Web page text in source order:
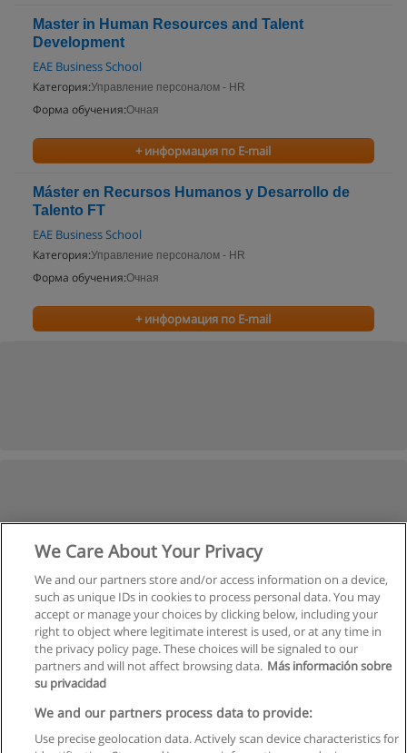
Master in Human Resources and Talent
Development
EAE Business School
Категория:Управление персоналом - HR
Форма обучения:Очная
+ информация по E-mail
Máster en Recursos Humanos y Desarrollo de
Talento FT
EAE Business School
Категория:Управление персоналом - HR
Форма обучения:Очная
+ информация по E-mail
We Care About Your Privacy
We and our partners store and/or access information on a device,
such as unique IDs in cookies to process personal data. You may
accept or manage your choices by clicking below, including your
right to object where legitimate interest is used, or at any time in
the privacy policy page. These choices will be signaled to our
partners and will not affect browsing data. Más información sobre
su privacidad
We and our partners process data to provide:
Use precise geolocation data. Actively scan device characteristics for